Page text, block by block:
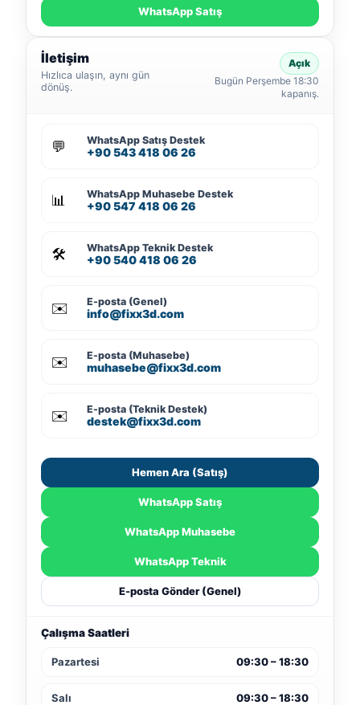
WhatsApp Satış
İletişim
Hızlıca ulaşın, aynı gün
dönüş.
Açık
Bugün Perşembe 18:30
kapanış.
💬 WhatsApp Satış Destek
+90 543 418 06 26
📊 WhatsApp Muhasebe Destek
+90 547 418 06 26
🛠️ WhatsApp Teknik Destek
+90 540 418 06 26
✉️ E-posta (Genel)
info@fixx3d.com
✉️ E-posta (Muhasebe)
muhasebe@fixx3d.com
✉️ E-posta (Teknik Destek)
destek@fixx3d.com
Hemen Ara (Satış)
WhatsApp Satış
WhatsApp Muhasebe
WhatsApp Teknik
E-posta Gönder (Genel)
Çalışma Saatleri
Pazartesi 09:30 – 18:30
Salı 09:30 – 18:30